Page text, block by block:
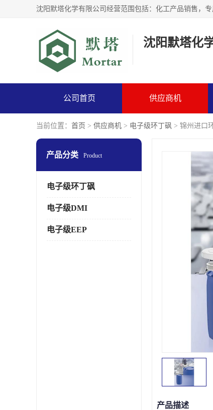
沈阳默塔化
公司首页 供应商机
当前位置： 首页 > 供应商机 > 电子级环丁砜 > 锦州进口
产品分类 Product
电子级环丁砜
电子级DMI
电子级EEP
产品描述